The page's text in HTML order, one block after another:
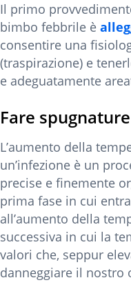
Il primo
bimbo febbrile è
consentire una
(traspirazione) e
e adeguatamente
Fare
L’aumento della
un’infezione è un
precise e finemente
prima fase in cui
all’aumento della
successiva in cui la
valori che, seppur
danneggiare il nostro